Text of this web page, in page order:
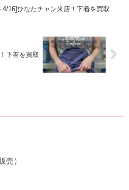
16]ひなたチャン来店！下着を買取
下着を買取
売）